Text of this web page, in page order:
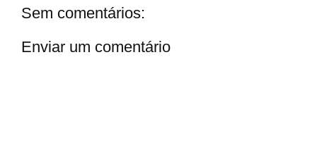
Sem comentários:
Enviar um comentário